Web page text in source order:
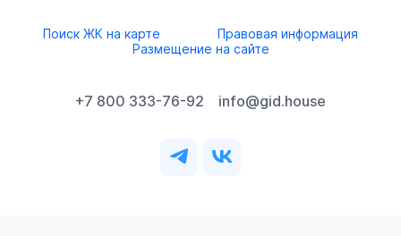
Поиск ЖК на карте
Правовая информация
Размещение на сайте
+7 800 333-76-92 info@gid.house